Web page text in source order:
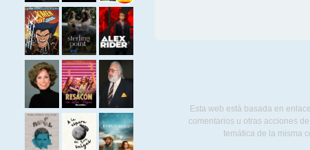
Esta web está basada en
comentarios u otras acciones
temática de la misma